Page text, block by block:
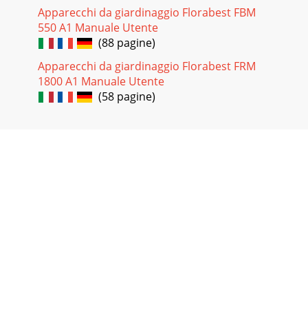
Apparecchi da giardinaggio Florabest FBM
550 A1 Manuale Utente
(88 pagine)
Apparecchi da giardinaggio Florabest FRM
1800 A1 Manuale Utente
(58 pagine)